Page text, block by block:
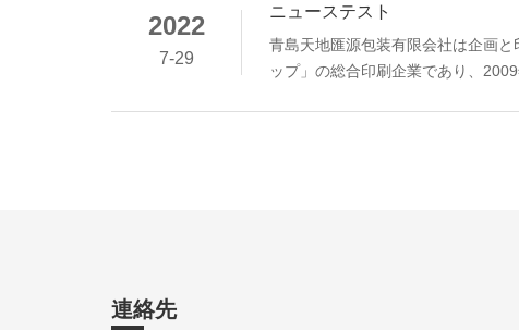
高い評価を得ており、顧客の信頼を
2022
7-29
ニューステスト
青島天地匯源包装有限会社は企画
ップ」の総合印刷企業であり、
連絡先